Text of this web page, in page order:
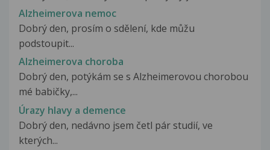
Alzheimerova nemoc
Dobrý den, prosím o sdělení, kde můžu
podstoupit...
Alzheimerova choroba
Dobrý den, potýkám se s Alzheimerovou chorobou
mé babičky,...
Úrazy hlavy a demence
Dobrý den, nedávno jsem četl pár studií, ve
kterých...